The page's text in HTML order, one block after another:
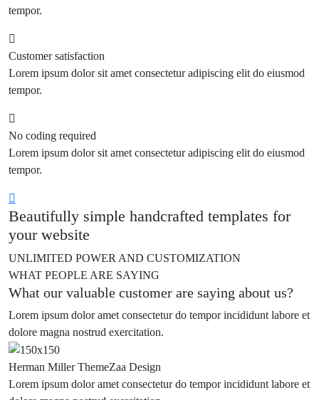
tempor.
Customer satisfaction
Lorem ipsum dolor sit amet consectetur adipiscing elit do eiusmod
tempor.
No coding required
Lorem ipsum dolor sit amet consectetur adipiscing elit do eiusmod
tempor.
Beautifully simple handcrafted templates for
your website
UNLIMITED POWER AND CUSTOMIZATION
WHAT PEOPLE ARE SAYING
What our valuable customer are saying about us?
Lorem ipsum dolor amet consectetur do tempor incididunt labore et
dolore magna nostrud exercitation.
Herman Miller ThemeZaa Design
Lorem ipsum dolor amet consectetur do tempor incididunt labore et